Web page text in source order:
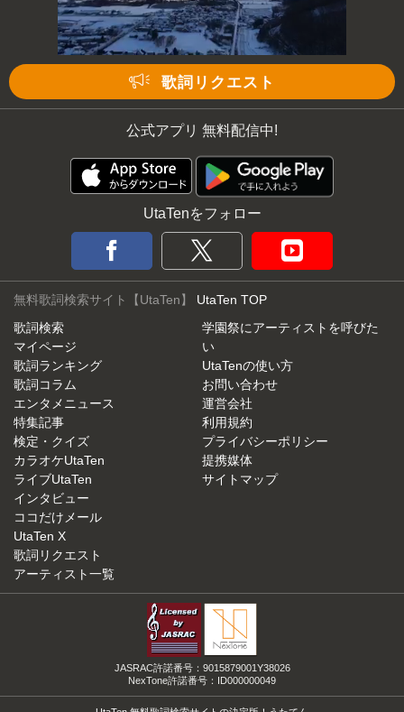
歌詞リクエスト
公式アプリ 無料配信中!
UtaTenをフォロー
無料歌詞検索サイト【UtaTen】 UtaTen TOP
歌詞検索
マイページ
歌詞ランキング
歌詞コラム
エンタメニュース
特集記事
検定・クイズ
カラオケUtaTen
ライブUtaTen
インタビュー
ココだけメール
UtaTen X
歌詞リクエスト
アーティスト一覧
学園祭にアーティストを呼びた
い
UtaTenの使い方
お問い合わせ
運営会社
利用規約
プライバシーポリシー
提携媒体
サイトマップ
JASRAC許諾番号：9015879001Y38026
NexTone許諾番号：ID000000049